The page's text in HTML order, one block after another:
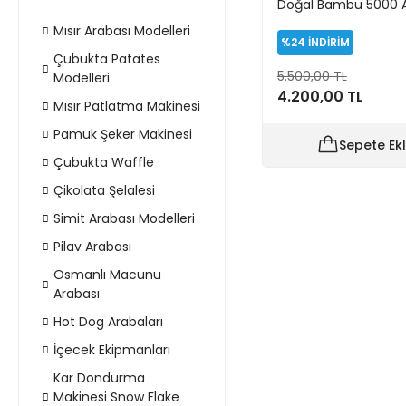
Mısır Arabası Modelleri
Çubukta Patates
Modelleri
Mısır Patlatma Makinesi
Pamuk Şeker Makinesi
Çubukta Waffle
Çikolata Şelalesi
Simit Arabası Modelleri
Pilav Arabası
Osmanlı Macunu
Arabası
Hot Dog Arabaları
İçecek Ekipmanları
Kar Dondurma
Makinesi Snow Flake
Doğal Bambu 5000
%24 İNDİRİM
5.500,00 TL
4.200,00 TL
Sepete